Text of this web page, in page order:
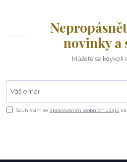
novinky a
Můžete se kdykoli
Souhlasím se zpracováním osobních údajů